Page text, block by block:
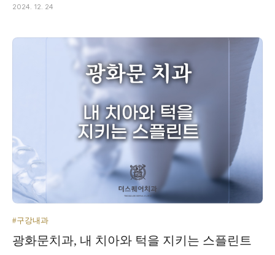
2024. 12. 24
#구강내과
광화문치과, 내 치아와 턱을 지키는 스플린트